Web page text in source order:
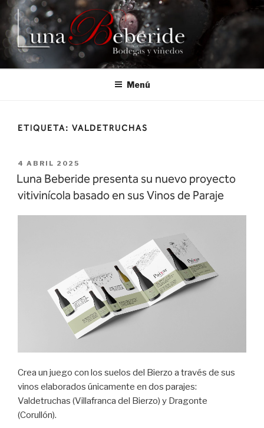
Saltar
contenido
Menú
ETIQUETA: VALDETRUCHAS
PUBLICADO
EL
4 ABRIL 2025
Luna Beberide presenta su nuevo proyecto
vitivinícola basado en sus Vinos de Paraje
Crea un juego con los suelos del Bierzo a través de sus
vinos elaborados únicamente en dos parajes:
Valdetruchas (Villafranca del Bierzo) y Dragonte
(Corullón).